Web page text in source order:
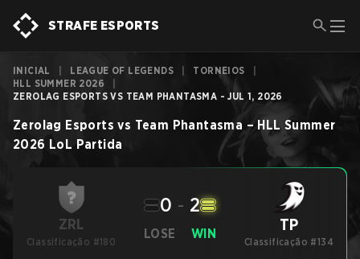
STRAFE ESPORTS
INICIAL LEAGUE OF LEGENDS TORNEIOS
HLL SUMMER 2026
ZEROLAG ESPORTS VS TEAM PHANTASMA - JUL 1, 2026
Zerolag Esports vs Team Phantasma – HLL Summer
2026 LoL Partida
ZRL
Classificação #180
LOSE
0 - 2
WIN TP
Classificação #134